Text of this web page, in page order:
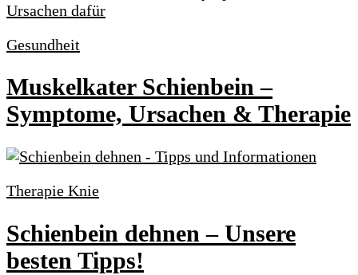
Gesundheit
Muskelkater Schienbein –
Symptome, Ursachen & Therapie
Therapie Knie
Schienbein dehnen – Unsere
besten Tipps!